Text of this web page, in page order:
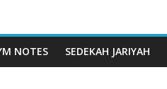
NOTES SEDEKAH JARIYAH